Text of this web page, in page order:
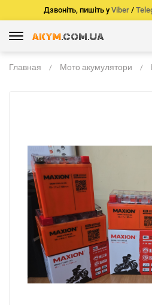
Дзвоніть, пишіть у Viber /
Главная Мото акумулятори